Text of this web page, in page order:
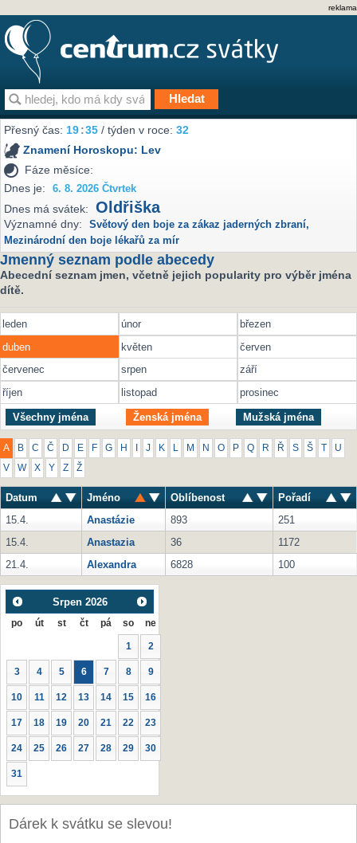
reklama
Přesný čas:19:35 / týden v roce:32
Znamení Horoskopu: Lev
Fáze měsíce:
Dnes je:
6. 8. 2026 Čtvrtek
Dnes má svátek: Oldřiška
Významné dny: Světový den boje za zákaz jaderných zbraní,
Mezinárodní den boje lékařů za mír
Jmenný seznam podle abecedy
Abecední seznam jmen, včetně jejich popularity pro výběr jména
dítě.
leden únor
březen
duben
květen
červen
červenec
srpen
září
říjen
listopad prosinec
Všechny jména Ženská jména Mužská jména
A B C Č D E F G H J K M N O P Q R Ř S Š U
V W X Y Z Ž
Datum Jméno Oblíbenost
Pořadí
15.4.
Anastázie 893
251
15.4.
Anastazia 36
1172
21.4.
Alexandra 6828 100
Srpen 2026
po út st čt pá so ne
1 2
3 4 5 6 7 8 9
10 11 12 13 14 15 16
17 18 19 20 21 22 23
24 25 26 27 28 29 30
31
Dárek k svátku se slevou!